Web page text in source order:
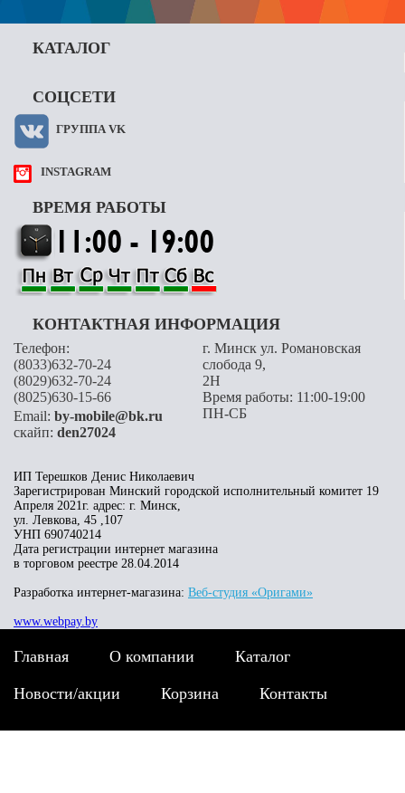
КАТАЛОГ
СОЦСЕТИ
ГРУППА VK
INSTAGRAM
ВРЕМЯ РАБОТЫ
КОНТАКТНАЯ ИНФОРМАЦИЯ
Телефон:
(8033)632-70-24
(8029)632-70-24
(8025)630-15-66
Email: by-mobile@bk.ru
скайп: den27024
г. Минск ул. Романовская
слобода 9,
2H
Время работы: 11:00-19:00
ПН-СБ
ИП Терешков Денис Николаевич
Зарегистрирован Минский городской исполнительный комитет 19
Апреля 2021г. адрес: г. Минск,
ул. Левкова, 45 ,107
УНП 690740214
Дата регистрации интернет магазина
в торговом реестре 28.04.2014
Разработка интернет-магазина: Веб-студия «Оригами»
www.webpay.by
Главная О компании Каталог
Новости/акции Корзина Контакты